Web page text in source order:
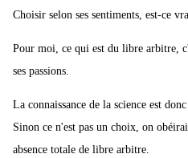
Choisir selon ses sentiments, est-ce
Pour moi, ce qui est du libre arbitre,
ses passions.
La connaissance de la science est
Sinon ce n'est pas un choix, on
absence totale de libre arbitre.